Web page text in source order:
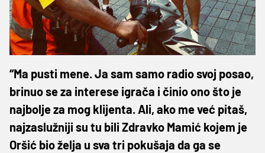
“Ma pusti mene. Ja sam samo radio svoj posao,
brinuo se za interese igrača i činio ono što je
najbolje za mog klijenta. Ali, ako me već pitaš,
najzaslužniji su tu bili Zdravko Mamić kojem je
Oršić bio želja u sva tri pokušaja da ga se